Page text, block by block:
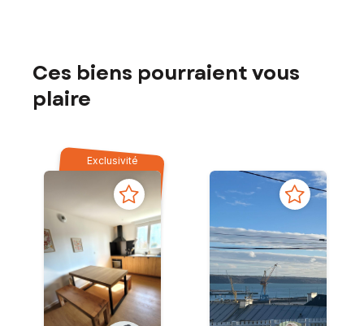
Ces biens pourraient vous
plaire
Exclusivité